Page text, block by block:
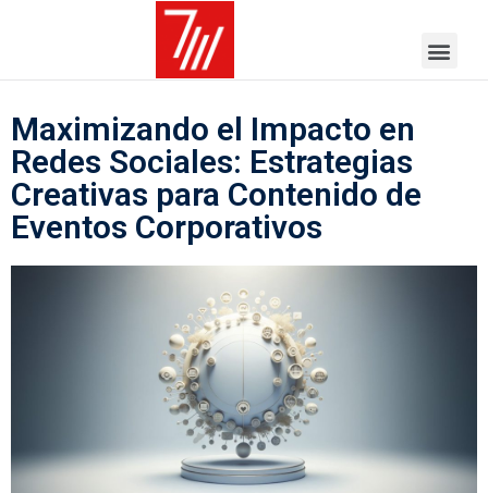
Maximizando el Impacto en
Redes Sociales: Estrategias
Creativas para Contenido de
Eventos Corporativos